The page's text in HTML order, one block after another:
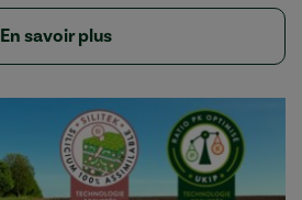
En savoir plus